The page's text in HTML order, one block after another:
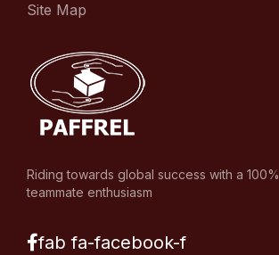
Site Map
Riding towards global success with a 100%
teammate enthusiasm
fab fa-facebook-f